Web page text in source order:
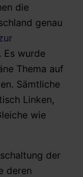
die
genau
Es wurde
Thema auf
Sämtliche
Linken,
wie
der
deren